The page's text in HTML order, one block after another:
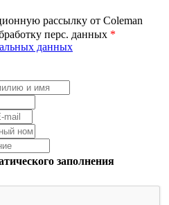
рассылку от Coleman
перс. данных *
данных
заполнения